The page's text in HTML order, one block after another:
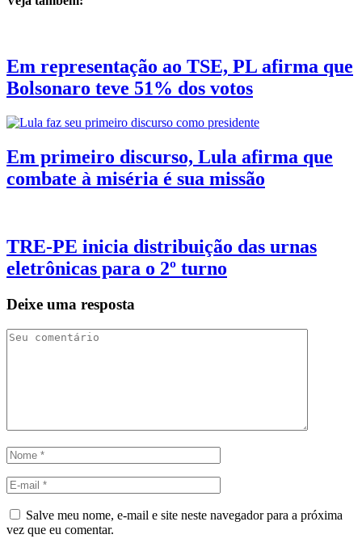
Em representação ao TSE, PL afirma que
Bolsonaro teve 51% dos votos
Em primeiro discurso, Lula afirma que
combate à miséria é sua missão
TRE-PE inicia distribuição das urnas
eletrônicas para o 2º turno
Deixe uma resposta
Salve meu nome, e-mail e site neste navegador para a próxima
vez que eu comentar.